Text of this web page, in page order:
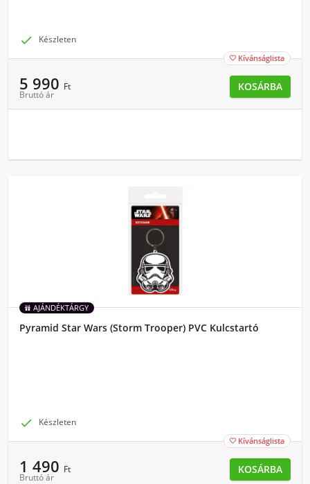
 Készleten
 Kívánságlista
5 990 Ft
Bruttó ár
KOSÁRBA
AJÁNDÉKTÁRGY
Pyramid Star Wars (Storm Trooper) PVC Kulcstartó
 Készleten
 Kívánságlista
1 490 Ft
Bruttó ár
KOSÁRBA